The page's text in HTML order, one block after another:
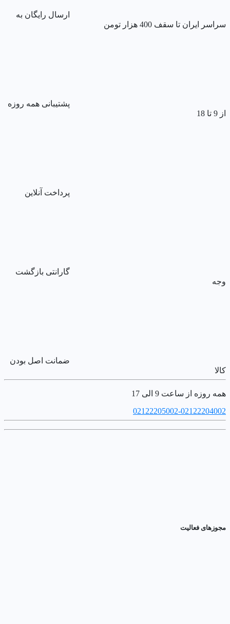
ارسال رایگان به
سراسر ایران تا سقف 400 هزار تومن
پشتیبانی همه روزه
از 9 تا 18
پرداخت آنلاین
گارانتی بازگشت
وجه
ضمانت اصل بودن
کالا
همه روزه از ساعت 9 الی 17
02122205002-02122204002
مجوزهای فعالیت